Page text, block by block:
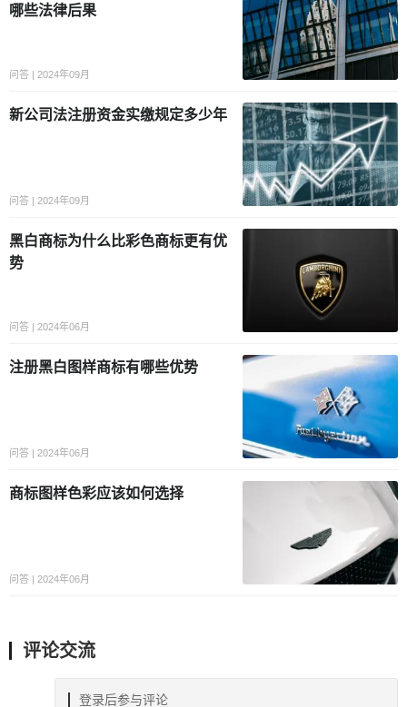
哪些法律后果
问答 | 2024年09月
新公司法注册资金实缴规定多少年
问答 | 2024年09月
黑白商标为什么比彩色商标更有优
势
问答 | 2024年06月
注册黑白图样商标有哪些优势
问答 | 2024年06月
商标图样色彩应该如何选择
问答 | 2024年06月
评论交流
登录后参与评论